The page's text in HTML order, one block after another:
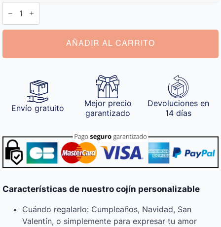
Cojín
Personalizable
cantidad
AÑADIR AL CARRITO
Envío gratuito
Mejor precio
garantizado
Devoluciones en
14 días
Características de nuestro cojín personalizable
Cuándo regalarlo: Cumpleaños, Navidad, San
Valentín, o simplemente para expresar tu amor